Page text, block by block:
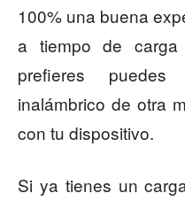
100% una buena
a tiempo de
prefieres
inalámbrico de otra
con tu dispositivo.
Si ya tienes un